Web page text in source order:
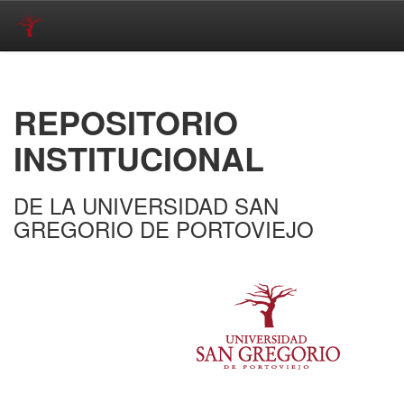
REPOSITORIO
INSTITUCIONAL
DE LA UNIVERSIDAD SAN
GREGORIO DE PORTOVIEJO